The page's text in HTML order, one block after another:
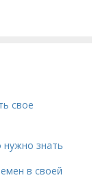
свое
нужно знать
в своей